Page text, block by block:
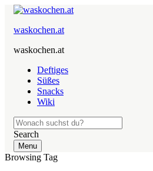
waskochen.at
waskochen.at
Deftiges
Süßes
Snacks
Wiki
Search
Menu
Browsing Tag